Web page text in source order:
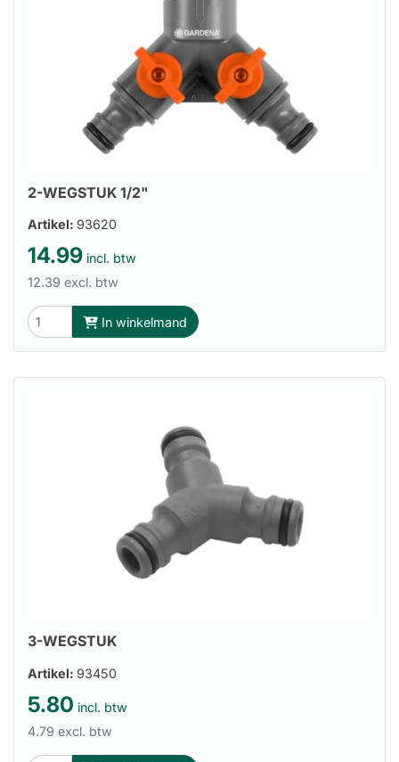
2-WEGSTUK 1/2"
Artikel: 93620
14.99 incl. btw
12.39 excl. btw
In winkelmand
3-WEGSTUK
Artikel: 93450
5.80 incl. btw
4.79 excl. btw